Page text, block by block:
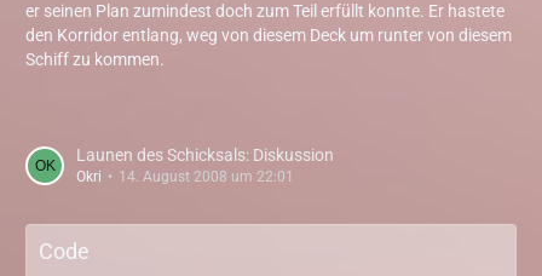
er seinen Plan zumindest doch zum Teil erfüllt konnte. Er hastete
den Korridor entlang, weg von diesem Deck um runter von diesem
Schiff zu kommen.
Launen des Schicksals: Diskussion
Okri 14. August 2008 um 22:01
Code